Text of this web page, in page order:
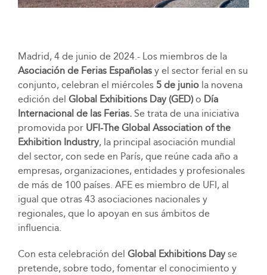
Madrid, 4 de junio de 2024.- Los miembros de la
Asociación de Ferias Españolas y el sector ferial en su
conjunto, celebran el miércoles 5 de junio la novena
edición del Global Exhibitions Day (GED)o Día
Internacional de las Ferias. Se trata de una iniciativa
promovida por UFI-The Global Association of the
Exhibition Industry, la principal asociación mundial
del sector, con sede en París, que reúne cada año a
empresas, organizaciones, entidades y profesionales
de más de 100 países. AFE es miembro de UFI, al
igual que otras 43 asociaciones nacionales y
regionales, que lo apoyan en susámbitos de
influencia.
Con esta celebración del Global Exhibitions Dayse
pretende, sobre todo, fomentar el conocimiento y